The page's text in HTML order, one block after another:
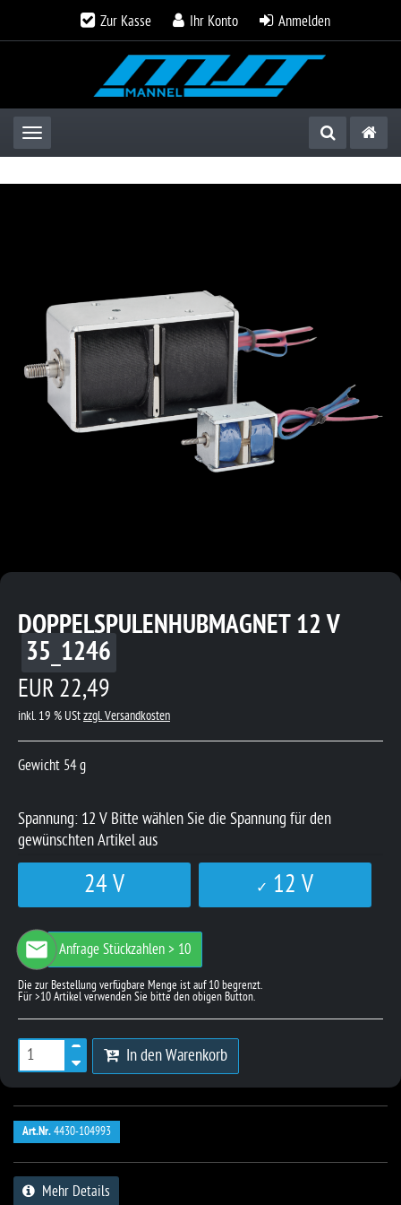
Zur Kasse Ihr Konto Anmelden
Toggle navigation
DOPPELSPULENHUBMAGNET 12 V
35_1246
EUR 22,49
inkl. 19 % UStzzgl. Versandkosten
Gewicht 54 g
Spannung: 12 V Bitte wählen Sie die Spannung für den
gewünschten Artikel aus
24 V 12 V
Anfrage Stückzahlen > 10
In den Warenkorb
Art.Nr. 4430-104993
Mehr Details